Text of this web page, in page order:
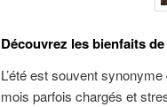
Découvrez les bienfaits
L’été est souvent
mois parfois chargés et